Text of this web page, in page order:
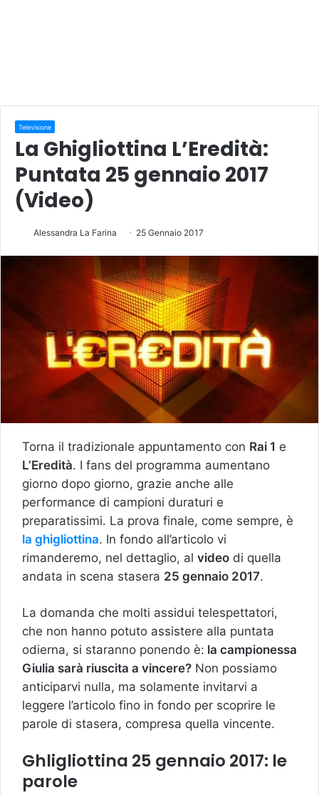
Televisione
La Ghigliottina L’Eredità:
Puntata 25 gennaio 2017
(Video)
Alessandra La Farina 25 Gennaio 2017
Torna il tradizionale appuntamento con Rai 1 e
L’Eredità. I fans del programma aumentano
giorno dopo giorno, grazie anche alle
performance di campioni duraturi e
preparatissimi. La prova finale, come sempre, è
la ghigliottina. In fondo all’articolo vi
rimanderemo, nel dettaglio, al video di quella
andata in scena stasera 25 gennaio 2017.
La domanda che molti assidui telespettatori,
che non hanno potuto assistere alla puntata
odierna, si staranno ponendo è: la campionessa
Giulia sarà riuscita a vincere? Non possiamo
anticiparvi nulla, ma solamente invitarvi a
leggere l’articolo fino in fondo per scoprire le
parole di stasera, compresa quella vincente.
Ghligliottina 25 gennaio 2017: le
parole